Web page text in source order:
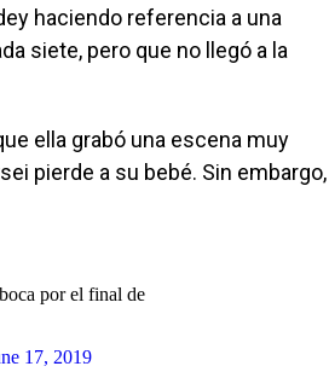
haciendo referencia a una
siete, pero que no llegó a la
ella grabó una escena muy
pierde a su bebé. Sin embargo,
por el final de
17, 2019